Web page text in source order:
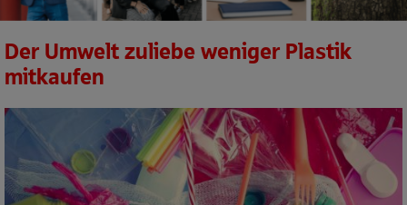
Der Umwelt zuliebe weniger Plastik
mitkaufen